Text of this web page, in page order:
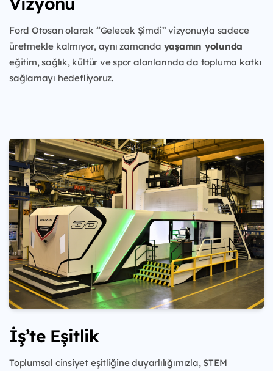
Ford Otosan olarak “Gelecek Şimdi” vizyonuyla sadece
üretmekle kalmıyor, aynı zamanda yaşamın yolunda
eğitim, sağlık, kültür ve spor alanlarında da topluma katkı
sağlamayı hedefliyoruz.
İş’te Eşitlik
Toplumsal cinsiyet eşitliğine duyarlılığımızla, STEM